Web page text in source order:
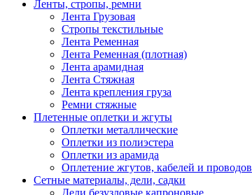
Ленты, стропы, ремни
Лента Грузовая
Стропы текстильные
Лента Ременная
Лента Ременная (плотная)
Лента арамидная
Лента Стяжная
Лента крепления груза
Ремни стяжные
Плетенные оплетки и жгуты
Оплетки металлические
Оплетки из полиэстера
Оплетки из арамида
Оплетение жгутов, кабелей и проводов
Сетные материалы, дели, садки
Дели безузловые капроновые